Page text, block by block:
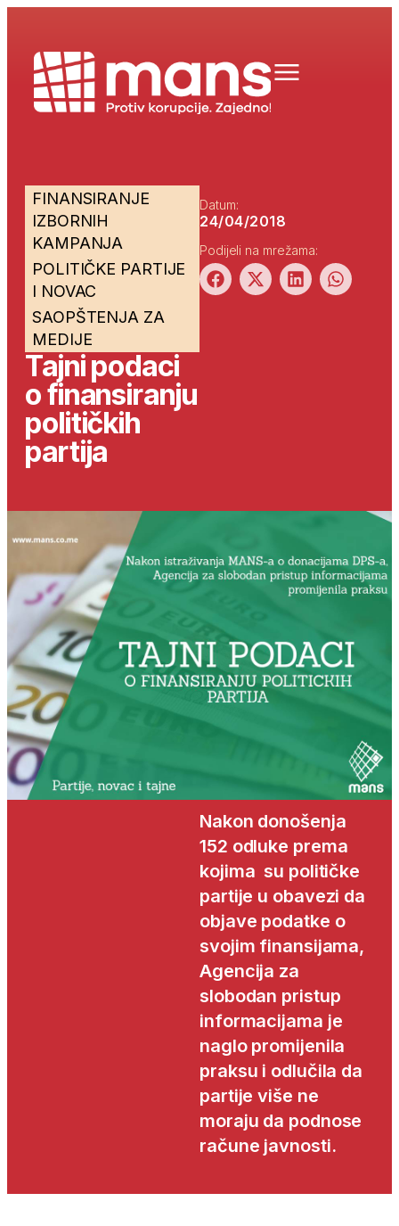
FINANSIRANJE
IZBORNIH
KAMPANJA
POLITIČKE PARTIJE
I NOVAC
SAOPŠTENJA ZA
MEDIJE
Tajni podaci
o finansiranju
političkih
partija
Datum:
24/04/2018
Podijeli na mrežama:
Nakon donošenja
152 odluke prema
kojima su političke
partije u obavezi da
objave podatke o
svojim finansijama,
Agencija za
slobodan pristup
informacijama je
naglo promijenila
praksu i odlučila da
partije više ne
moraju da podnose
račune javnosti.